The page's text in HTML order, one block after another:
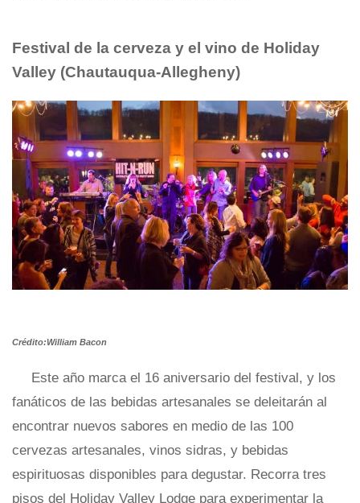
Festival de la cerveza y el vino de Holiday
Valley (Chautauqua-Allegheny)
Crédito:William Bacon
Este año marca el 16 aniversario del festival, y los
fanáticos de las bebidas artesanales se deleitarán al
encontrar nuevos sabores en medio de las 100
cervezas artesanales, vinos sidras, y bebidas
espirituosas disponibles para degustar. Recorra tres
pisos del Holiday Valley Lodge para experimentar la